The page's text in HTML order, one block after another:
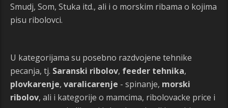
Smudj, Som, Stuka itd., ali i o morskim ribama o kojima
pisu ribolovci.
U kategorijama su posebno razdvojene tehnike
pecanja, tj. Saranski ribolov, feeder tehnika,
plovkarenje, varalicarenje - spinanje, morski
ribolov, ali i kategorije o mamcima, ribolovacke price i